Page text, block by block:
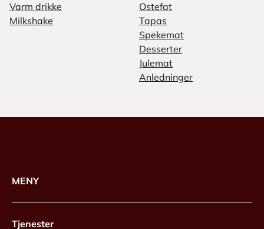
Varm drikke
Milkshake
Ostefat
Tapas
Spekemat
Desserter
Julemat
Anledninger
MENY
Tjenester